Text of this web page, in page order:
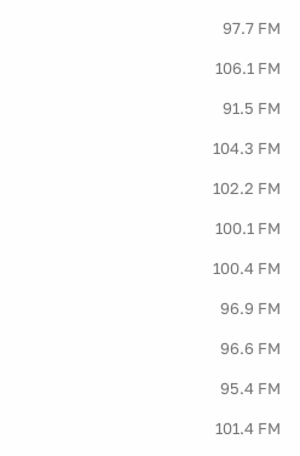
97.7 FM
106.1 FM
91.5 FM
104.3 FM
102.2 FM
100.1 FM
100.4 FM
96.9 FM
96.6 FM
95.4 FM
101.4 FM